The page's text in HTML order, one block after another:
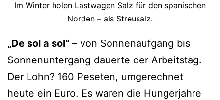
Im Winter holen Lastwagen Salz für den spanischen
Norden – als Streusalz.
„De sol a sol“ – von Sonnenaufgang bis
Sonnenuntergang dauerte der Arbeitstag.
Der Lohn? 160 Peseten, umgerechnet
heute ein Euro. Es waren die Hungerjahre